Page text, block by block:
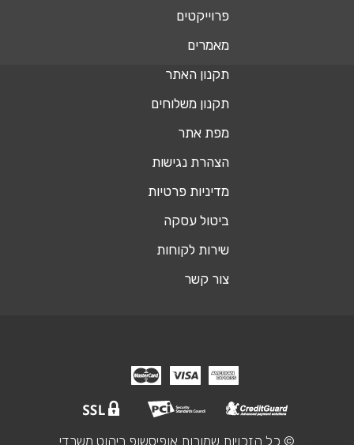
פרוייקטים
מאמרים
תקנון האתר
תקנון משלוחים
מפת אתר
הצהרת נגישות
מדיניות פרטיות
ביטול עסקה
שירות לקוחות
צור קשר
© כל הזכויות שמורות אופיסשופ ריהוט משרדי